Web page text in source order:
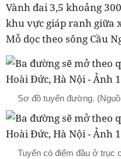
Vành đai 3,5 khoảng
khu vực giáp ranh giữa
Mỗ dọc theo sông Cầu
Sơ đồ tuyến đường.
Tuyến có điểm đầu ở trục